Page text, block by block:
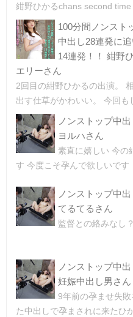
紺野ひかるchans second
100分間ノンスト
中出し28連発に
14連発！！ 紺野
エリーさん
2回目の紺野ひかるの出演。
出す仕草がかわいい。 今回も
ノンストップ中
ヨルハさん
素直に嬉しい 今の
す 今度こそ孕んで欲しいです
ノンストップ中
てるてるさん
監督との絡みなし
ノンストップ中
妊娠中出し男さん
9年前の孕ませ失
た中出しで孕まされに来たひ